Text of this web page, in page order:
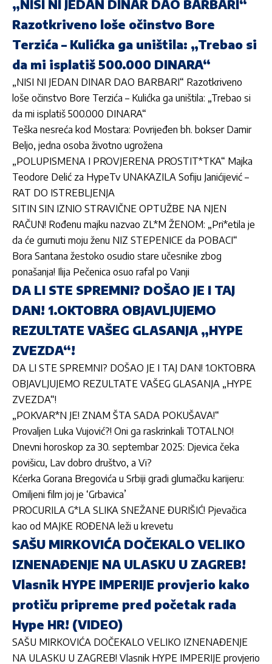
„NISI NI JEDAN DINAR DAO BARBARI“
Razotkriveno loše očinstvo Bore
Terzića – Kulićka ga uništila: „Trebao si
da mi isplatiš 500.000 DINARA“
„NISI NI JEDAN DINAR DAO BARBARI“ Razotkriveno
loše očinstvo Bore Terzića – Kulićka ga uništila: „Trebao si
da mi isplatiš 500.000 DINARA“
Teška nesreća kod Mostara: Povrijeđen bh. bokser Damir
Beljo, jedna osoba životno ugrožena
„POLUPISMENA I PROVJERENA PROSTIT*TKA“ Majka
Teodore Delić za HypeTv UNAKAZILA Sofiju Janićijević –
RAT DO ISTREBLJENJA
SITIN SIN IZNIO STRAVIČNE OPTUŽBE NA NJEN
RAČUN! Rođenu majku nazvao ZL*M ŽENOM: „Pri*etila je
da će gurnuti moju ženu NIZ STEPENICE da POBACI“
Bora Santana žestoko osudio stare učesnike zbog
ponašanja! Ilija Pečenica osuo rafal po Vanji
DA LI STE SPREMNI? DOŠAO JE I TAJ
DAN! 1.OKTOBRA OBJAVLJUJEMO
REZULTATE VAŠEG GLASANJA „HYPE
ZVEZDA“!
DA LI STE SPREMNI? DOŠAO JE I TAJ DAN! 1.OKTOBRA
OBJAVLJUJEMO REZULTATE VAŠEG GLASANJA „HYPE
ZVEZDA“!
„POKVAR*N JE! ZNAM ŠTA SADA POKUŠAVA!“
Provaljen Luka Vujović?! Oni ga raskrinkali TOTALNO!
Dnevni horoskop za 30. septembar 2025: Djevica čeka
povišicu, Lav dobro društvo, a Vi?
Kćerka Gorana Bregovića u Srbiji gradi glumačku karijeru:
Omiljeni film joj je ‘Grbavica’
PROCURILA G*LA SLIKA SNEŽANE ĐURIŠIĆ! Pjevačica
kao od MAJKE ROĐENA leži u krevetu
SAŠU MIRKOVIĆA DOČEKALO VELIKO
IZNENAĐENJE NA ULASKU U ZAGREB!
Vlasnik HYPE IMPERIJE provjerio kako
protiču pripreme pred početak rada
Hype HR! (VIDEO)
SAŠU MIRKOVIĆA DOČEKALO VELIKO IZNENAĐENJE
NA ULASKU U ZAGREB! Vlasnik HYPE IMPERIJE provjerio